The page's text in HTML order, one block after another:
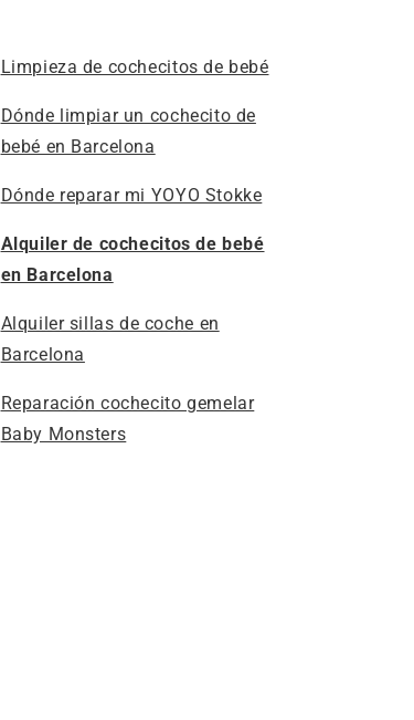
Limpieza de cochecitos de bebé
Dónde limpiar un cochecito de
bebé en Barcelona
Dónde reparar mi YOYO Stokke
Alquiler de cochecitos de bebé
en Barcelona
Alquiler sillas de coche en
Barcelona
Reparación cochecito gemelar
Baby Monsters